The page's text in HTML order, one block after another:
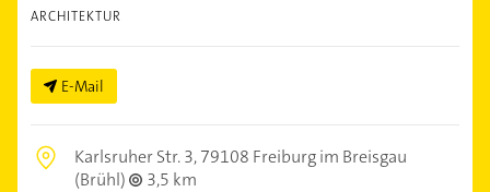
ARCHITEKTUR
E-Mail
Karlsruher Str. 3,79108 Freiburg im Breisgau
(Brühl)
3,5 km